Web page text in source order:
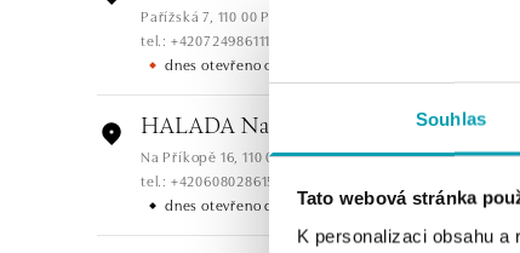
Souhlas
Tato webová stránka
K personalizaci obsahu
Pařížská 7, 110 00 Praha 1
tel.: +420724986111
dnes otevřeno od 10:00
HALADA Na Příkopě, Praha
Na Příkopě 16, 110 00 Praha 1
tel.: +420608028615
dnes otevřeno do 19:00